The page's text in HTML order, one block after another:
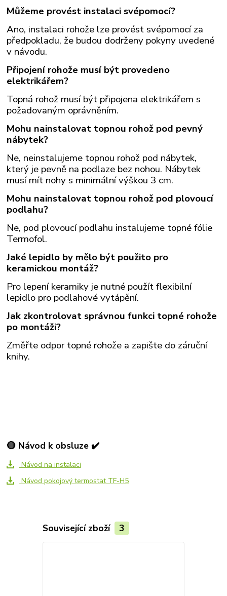
Můžeme provést instalaci svépomocí?
Ano, instalaci rohože lze provést svépomocí za
předpokladu, že budou dodrženy pokyny uvedené
v návodu.
Připojení rohože musí být provedeno
elektrikářem?
Topná rohož musí být připojena elektrikářem s
požadovaným oprávněním.
Mohu nainstalovat topnou rohož pod pevný
nábytek?
Ne, neinstalujeme topnou rohož pod nábytek,
který je pevně na podlaze bez nohou. Nábytek
musí mít nohy s minimální výškou 3 cm.
Mohu nainstalovat topnou rohož pod plovoucí
podlahu?
Ne, pod plovoucí podlahu instalujeme topné fólie
Termofol.
Jaké lepidlo by mělo být použito pro
keramickou montáž?
Pro lepení keramiky je nutné použít flexibilní
lepidlo pro podlahové vytápění.
Jak zkontrolovat správnou funkci topné rohože
po montáži?
Změřte odpor topné rohože a zapište do záruční
knihy.
🔴 Návod k obsluze ✔️
Návod na instalaci
Návod pokojový termostat TF-H5
Související zboží 3